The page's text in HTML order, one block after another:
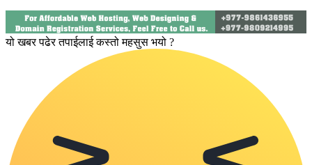
यो खबर पढेर तपाईलाई कस्तो महसुस भयो ?